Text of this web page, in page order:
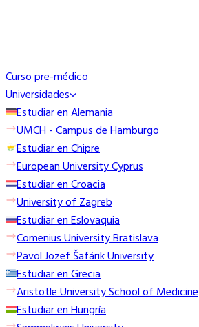
Curso pre-médico
Universidades
Estudiar en Alemania
UMCH - Campus de Hamburgo
Estudiar en Chipre
European University Cyprus
Estudiar en Croacia
University of Zagreb
Estudiar en Eslovaquia
Comenius University Bratislava
Pavol Jozef Šafárik University
Estudiar en Grecia
Aristotle University School of Medicine
Estudiar en Hungría